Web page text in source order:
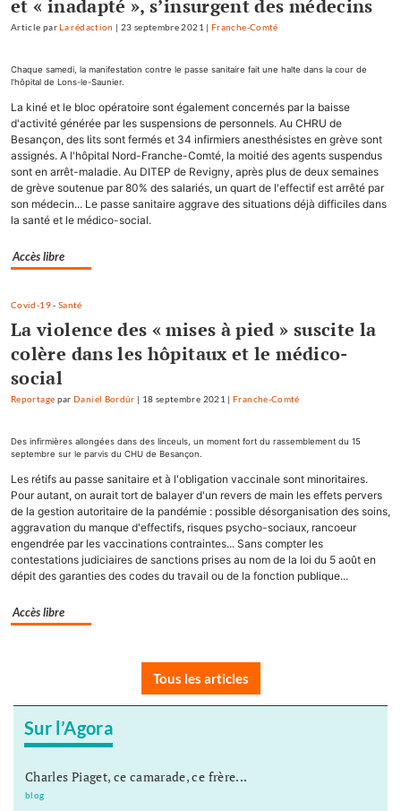
et « inadapté », s’insurgent des médecins
Article par La rédaction 23 septembre 2021| Franche-Comté
Chaque samedi, la manifestation contre le passe sanitaire fait une halte dans la cour de
l'hôpital de Lons-le-Saunier.
La kiné et le bloc opératoire sont également concernés par la baisse
d'activité générée par les suspensions de personnels. Au CHRU de
Besançon, des lits sont fermés et 34 infirmiers anesthésistes en grève sont
assignés. A l'hôpital Nord-Franche-Comté, la moitié des agents suspendus
sont en arrêt-maladie. Au DITEP de Revigny, après plus de deux semaines
de grève soutenue par 80% des salariés, un quart de l'effectif est arrêté par
son médecin... Le passe sanitaire aggrave des situations déjà difficiles dans
la santé et le médico-social.
Accès libre
Covid-19- Santé
La violence des « mises à pied » suscite la
colère dans les hôpitaux et le médico-
social
Reportage par Daniel Bordür 18 septembre 2021| Franche-Comté
Des infirmières allongées dans des linceuls, un moment fort du rassemblement du 15
septembre sur le parvis du CHU de Besançon.
Les rétifs au passe sanitaire et à l'obligation vaccinale sont minoritaires.
Pour autant, on aurait tort de balayer d'un revers de main les effets pervers
de la gestion autoritaire de la pandémie : possible désorganisation des soins,
aggravation du manque d'effectifs, risques psycho-sociaux, rancoeur
engendrée par les vaccinations contraintes... Sans compter les
contestations judiciaires de sanctions prises au nom de la loi du 5 août en
dépit des garanties des codes du travail ou de la fonction publique...
Accès libre
Tous les articles
Sur l’Agora
Charles Piaget, ce camarade, ce frère...
blog